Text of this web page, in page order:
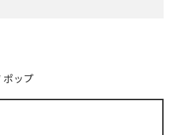
ポップ